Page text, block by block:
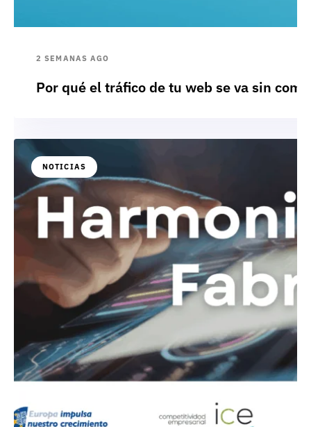
2 SEMANAS AGO
Por qué el tráfico de tu web se va sin
NOTICIAS